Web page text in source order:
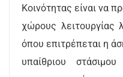
Κοινότητας είναι να
χώρους λειτουργίας
όπου επιτρέπεται η
υπαίθριου